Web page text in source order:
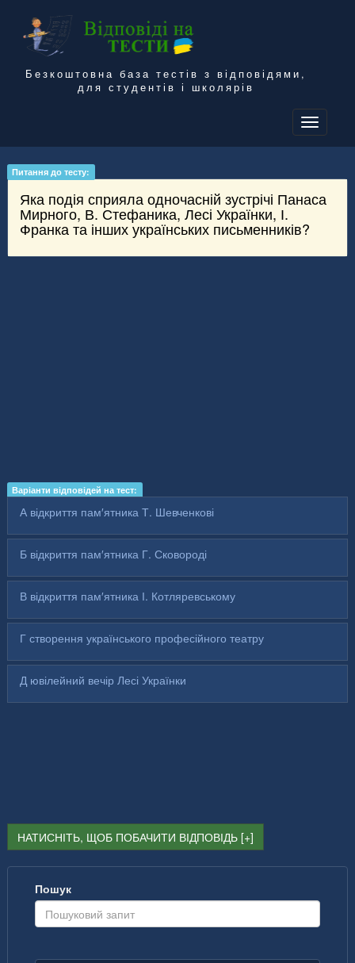
Безкоштовна база тестів з відповідями,
для студентів і школярів
Питання до тесту:
Яка подія сприяла одночасній зустрічі Панаса
Мирного, В. Стефаника, Лесі Українки, І.
Франка та інших українських письменників?
Варіанти відповідей на тест:
А відкриття пам′ятника Т. Шевченкові
Б відкриття пам′ятника Г. Сковороді
В відкриття пам′ятника І. Котляревському
Г створення українського професійного театру
Д ювілейний вечір Лесі Українки
НАТИСНІТЬ, ЩОБ ПОБАЧИТИ ВІДПОВІДЬ
Пошук